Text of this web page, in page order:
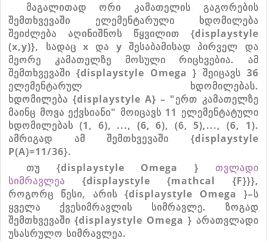
მაგალითად
ორი კამათელის
გაგორების
შემთხვევაში
ელემენტარული
ხდომილება
შეიძლება
აღინიშნოს წყვილით {displaystyle
(x,y)}, სადაც xდა y შესაბამისად პირველ და
მეორე
კამათელზე მოსული რიცხვებია. ამ
შემთხვევაში {displaystyle Omega } შეიცავს36
ელემენტარულ
ხდომილებას.
ხდომილება {displaystyle A} – "ერთ კამათელზე
მაინც მოვა ექვსიანი" მოიცავს11 ელემენტატული
ხდომილებას (1, 6), ..., (6, 6), (6, 5),..., (6, 1).
ამრიგად
ამ შემთხვევაში {displaystyle
P(A)=11/36}.
თუ {displaystyle Omega }
თვლადი
სიმრავლეა {displaystyle {mathcal {F}}},
როგორც
წესი, არის {displaystyle Omega }–ს
ყველა
ქვესიმრავლის სიმრავლე. ზოგად
შემთხვევაში {displaystyle Omega } არათვლადი
უსასრულო სიმრავლეა.